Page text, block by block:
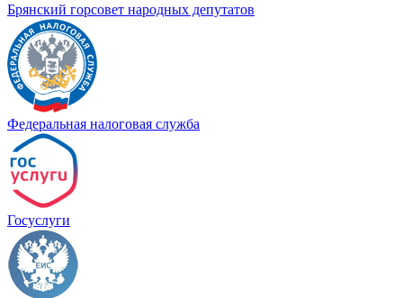
Брянский горсовет народных депутатов
Федеральная налоговая служба
Госуслуги